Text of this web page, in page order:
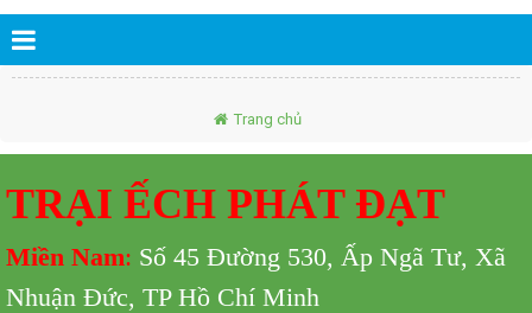
Trang chủ
TRẠI ẾCH PHÁT ĐẠT
Miền Nam: Số 45 Đường 530, Ấp Ngã Tư, Xã
Nhuận Đức, TP Hồ Chí Minh